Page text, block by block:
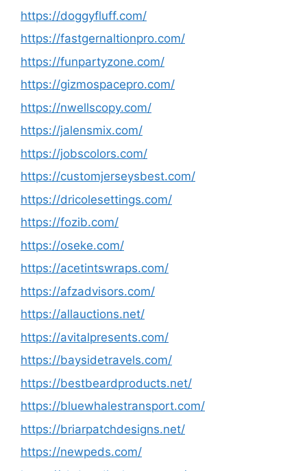
https://doggyfluff.com/
https://fastgernaltionpro.com/
https://funpartyzone.com/
https://gizmospacepro.com/
https://nwellscopy.com/
https://jalensmix.com/
https://jobscolors.com/
https://customjerseysbest.com/
https://dricolesettings.com/
https://fozib.com/
https://oseke.com/
https://acetintswraps.com/
https://afzadvisors.com/
https://allauctions.net/
https://avitalpresents.com/
https://baysidetravels.com/
https://bestbeardproducts.net/
https://bluewhalestransport.com/
https://briarpatchdesigns.net/
https://newpeds.com/